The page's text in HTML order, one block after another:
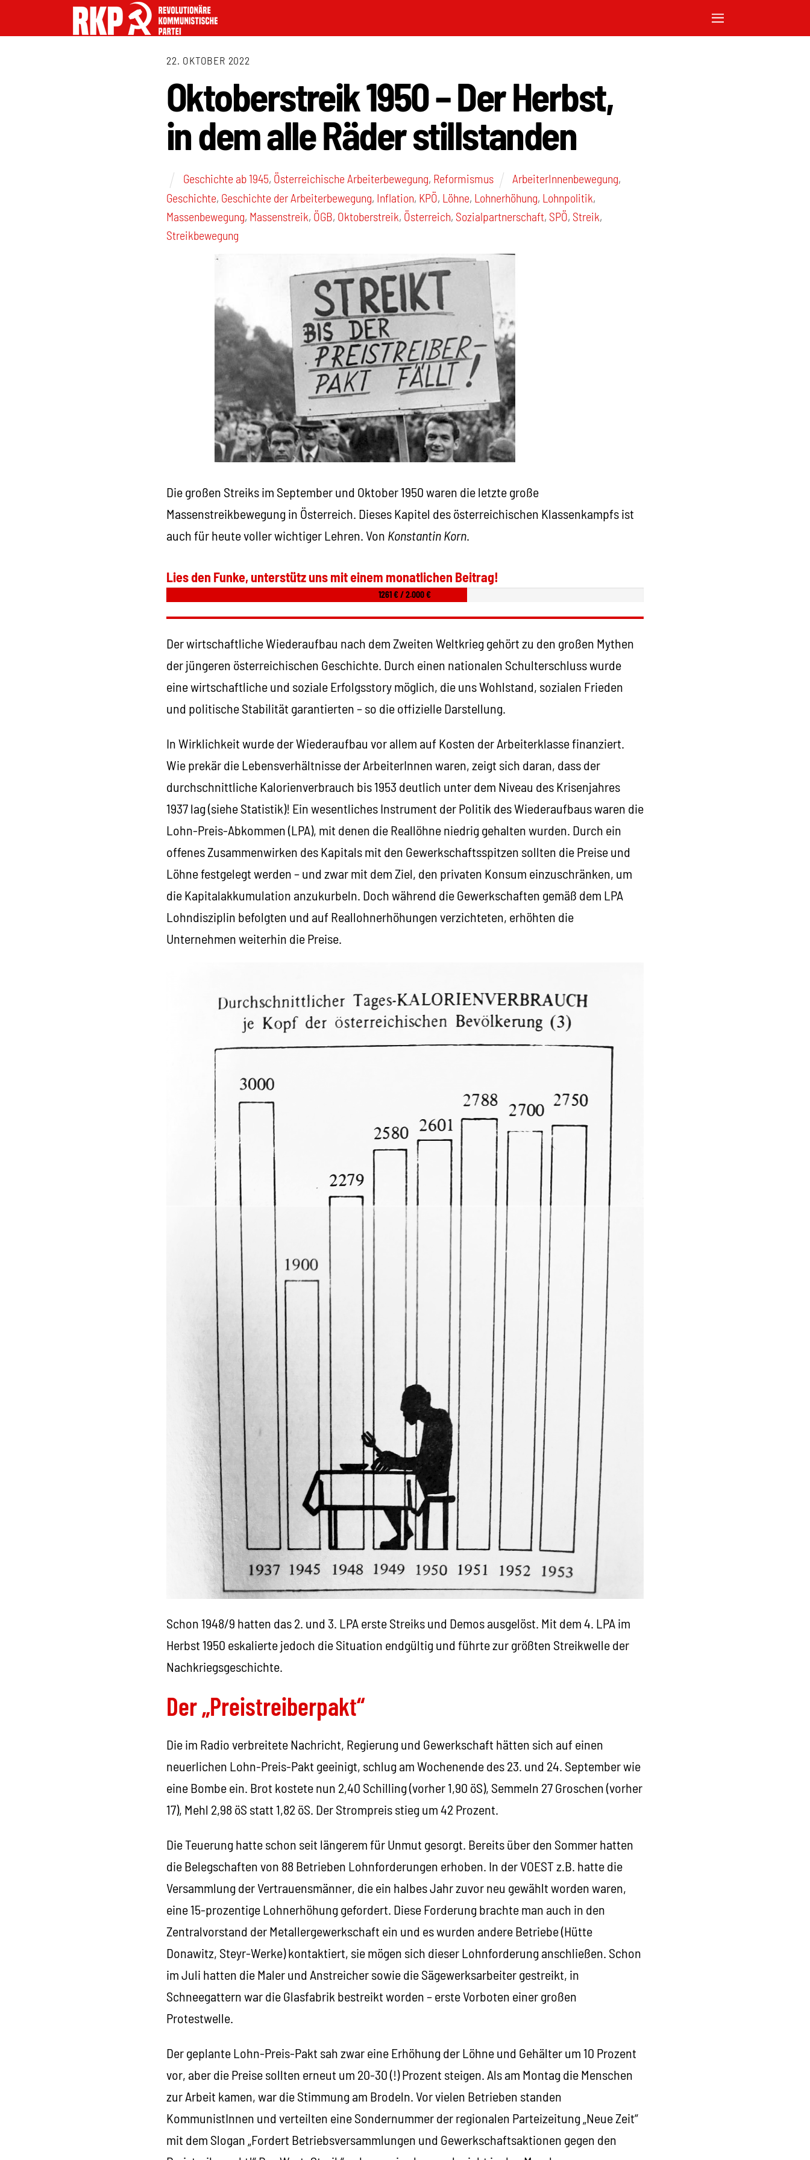
22. OKTOBER 2022
Oktoberstreik 1950 – Der Herbst,
in dem alle Räder stillstanden
Geschichte ab 1945, Österreichische Arbeiterbewegung, Reformismus ArbeiterInnenbewegung,
Geschichte, Geschichte der Arbeiterbewegung, Inflation, KPÖ, Löhne, Lohnerhöhung, Lohnpolitik,
Massenbewegung, Massenstreik, ÖGB, Oktoberstreik, Österreich, Sozialpartnerschaft, SPÖ, Streik,
Streikbewegung
Die großen Streiks im September und Oktober 1950 waren die letzte große
Massenstreikbewegung in Österreich. Dieses Kapitel des österreichischen Klassenkampfs ist
auch für heute voller wichtiger Lehren. Von Konstantin Korn.
Lies den Funke, unterstütz uns mit einem monatlichen Beitrag!
1261 € / 2.000 €
Der wirtschaftliche Wiederaufbau nach dem Zweiten Weltkrieg gehört zu den großen Mythen
der jüngeren österreichischen Geschichte. Durch einen nationalen Schulterschluss wurde
eine wirtschaftliche und soziale Erfolgsstory möglich, die uns Wohlstand, sozialen Frieden
und politische Stabilität garantierten – so die offizielle Darstellung.
In Wirklichkeit wurde der Wiederaufbau vor allem auf Kosten der Arbeiterklasse finanziert.
Wie prekär die Lebensverhältnisse der ArbeiterInnen waren, zeigt sich daran, dass der
durchschnittliche Kalorienverbrauch bis 1953 deutlich unter dem Niveau des Krisenjahres
1937 lag (siehe Statistik)! Ein wesentliches Instrument der Politik des Wiederaufbaus waren die
Lohn-Preis-Abkommen (LPA), mit denen die Reallöhne niedrig gehalten wurden. Durch ein
offenes Zusammenwirken des Kapitals mit den Gewerkschaftsspitzen sollten die Preise und
Löhne festgelegt werden – und zwar mit dem Ziel, den privaten Konsum einzuschränken, um
die Kapitalakkumulation anzukurbeln. Doch während die Gewerkschaften gemäß dem LPA
Lohndisziplin befolgten und auf Reallohnerhöhungen verzichteten, erhöhten die
Unternehmen weiterhin die Preise.
Schon 1948/9 hatten das 2. und 3. LPA erste Streiks und Demos ausgelöst. Mit dem 4. LPA im
Herbst 1950 eskalierte jedoch die Situation endgültig und führte zur größten Streikwelle der
Nachkriegsgeschichte.
Der „Preistreiberpakt“
Die im Radio verbreitete Nachricht, Regierung und Gewerkschaft hätten sich auf einen
neuerlichen Lohn-Preis-Pakt geeinigt, schlug am Wochenende des 23. und 24. September wie
eine Bombe ein. Brot kostete nun 2,40 Schilling (vorher 1,90 öS), Semmeln 27 Groschen (vorher
17), Mehl 2,98 öS statt 1,82 öS. Der Strompreis stieg um 42 Prozent.
Die Teuerung hatte schon seit längerem für Unmut gesorgt. Bereits über den Sommer hatten
die Belegschaften von 88 Betrieben Lohnforderungen erhoben. In der VOEST z.B. hatte die
Versammlung der Vertrauensmänner, die ein halbes Jahr zuvor neu gewählt worden waren,
eine 15-prozentige Lohnerhöhung gefordert. Diese Forderung brachte man auch in den
Zentralvorstand der Metallergewerkschaft ein und es wurden andere Betriebe (Hütte
Donawitz, Steyr-Werke) kontaktiert, sie mögen sich dieser Lohnforderung anschließen. Schon
im Juli hatten die Maler und Anstreicher sowie die Sägewerksarbeiter gestreikt, in
Schneegattern war die Glasfabrik bestreikt worden – erste Vorboten einer großen
Protestwelle.
Der geplante Lohn-Preis-Pakt sah zwar eine Erhöhung der Löhne und Gehälter um 10 Prozent
vor, aber die Preise sollten erneut um 20-30 (!) Prozent steigen. Als am Montag die Menschen
zur Arbeit kamen, war die Stimmung am Brodeln. Vor vielen Betrieben standen
KommunistInnen und verteilten eine Sondernummer der regionalen Parteizeitung „Neue Zeit“
mit dem Slogan „Fordert Betriebsversammlungen und Gewerkschaftsaktionen gegen den